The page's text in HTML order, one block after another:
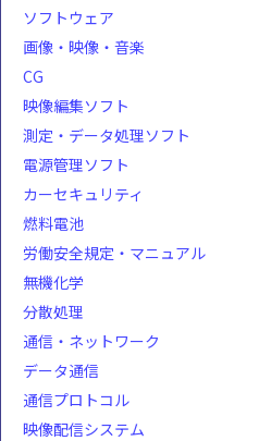
ソフトウェア
画像・映像・音楽
CG
映像編集ソフト
測定・データ処理ソフト
電源管理ソフト
カーセキュリティ
燃料電池
労働安全規定・マニュアル
無機化学
分散処理
通信・ネットワーク
データ通信
通信プロトコル
映像配信システム